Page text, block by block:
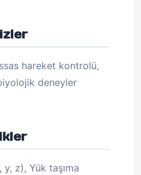
hareket kontrolü,
deneyler
z), Yük taşıma